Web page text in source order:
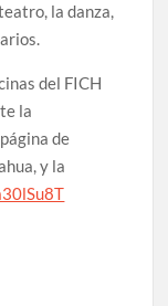
la danza,
del FICH
la
de
y la